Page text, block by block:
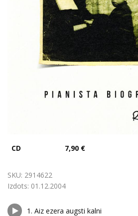
CD 7,90 €
SKU: 2914622
Izdots: 01.12.2004
1. Aiz ezera augsti kalni